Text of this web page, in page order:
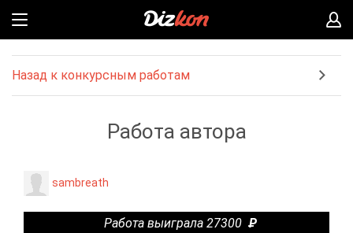
Назад к конкурсным работам
Работа автора
sambreath
Работа выиграла 27300